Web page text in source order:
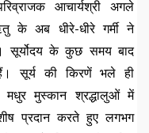
आचार्यश्री अगले
के अब धीरे-धीरे गर्मी ने
सूर्योदय के कुछ समय बाद
सूर्य की किरणें भले ही
मधुर मुस्कान श्रद्धालुओं में
प्रदान करते हुए लगभग